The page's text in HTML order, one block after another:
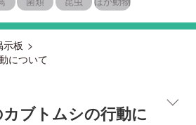
いて